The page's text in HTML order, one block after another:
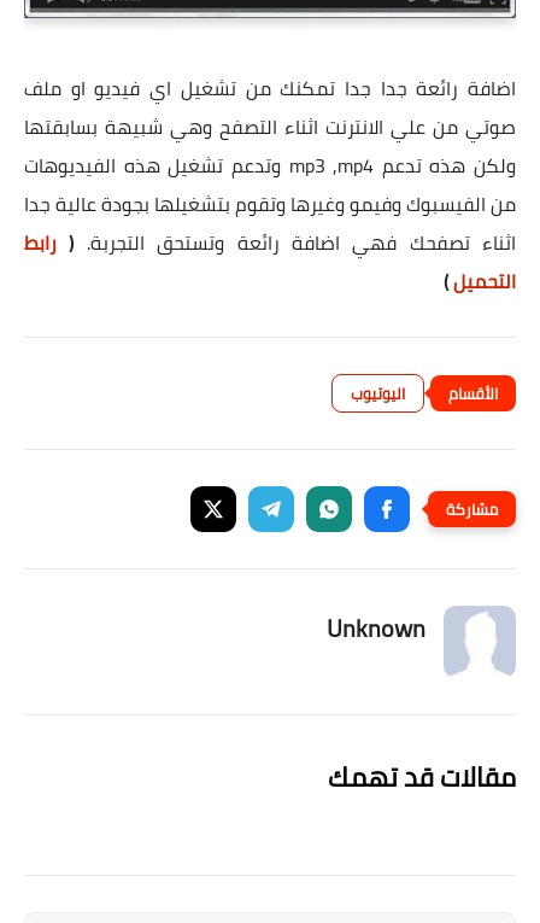
اضافة رائعة جدا جدا تمكنك من تشغيل اي فيديو او ملف
صوتي من علي الانترنت اثناء التصفح وهي شبيهة بسابقتها
ولكن هذه تدعم mp3 ,mp4 وتدعم تشغيل هذه الفيديوهات
من الفيسبوك وفيمو وغيرها وتقوم بتشغيلها بجودة عالية جدا
اثناء تصفحك فهي اضافة رائعة وتستحق التجربة. ( رابط
التحميل)
اليوتيوب
Unknown
مقالات قد تهمك